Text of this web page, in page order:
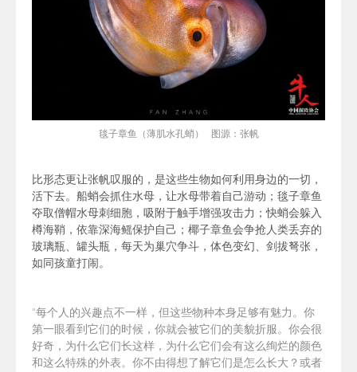
毯子章鱼（薄肌水孔蛸） 图源：张帆
比形态更让张帆叹服的，是这些生物如何利用身边的一切，
活下去。 船蛸会抓住水母，让水母带着自己游动；毯子章鱼
夺取僧帽水母刺细胞，吸附于触手增强攻击力；快蛸会躲入
樽海鞘，依靠深海鳐保护自己；椰子章鱼会争抢人类丢弃的
玻璃瓶、罐头瓶，每天为巢穴争斗，体色变幻、剑拔弩张，
如同孩童打闹。
“每个人的兴趣点不一样，但这些物种本身足够有魅力。你
第一眼看到它们的时候，你就会被它们的美貌折服。你会很
好奇，为什么它们长这样，为什么它们会有这么绚烂的颜色
和这么特殊的外表。你不由得想了解它们 是怎么长大？或者